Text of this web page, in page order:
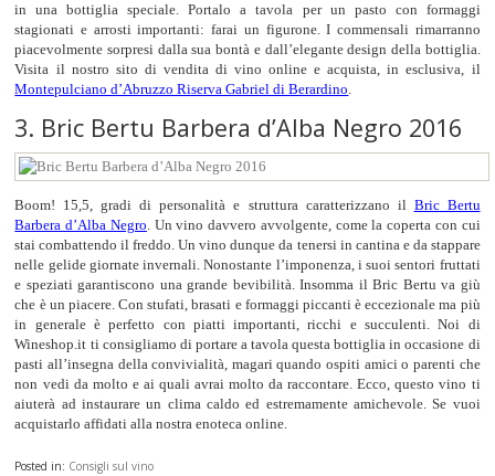
in una bottiglia speciale. Portalo a tavola per un pasto con formaggi
stagionati e arrosti importanti: farai un figurone. I commensali rimarranno
piacevolmente sorpresi dalla sua bontà e dall’elegante design della bottiglia.
Visita il nostro sito di vendita di vino online e acquista, in esclusiva, il
Montepulciano d’Abruzzo Riserva Gabriel di Berardino.
3. Bric Bertu Barbera d’Alba Negro 2016
Boom! 15,5, gradi di personalità e struttura caratterizzano il Bric Bertu
Barbera d’Alba Negro. Un vino davvero avvolgente, come la coperta con cui
stai combattendo il freddo. Un vino dunque da tenersi in cantina e da stappare
nelle gelide giornate invernali. Nonostante l’imponenza, i suoi sentori fruttati
e speziati garantiscono una grande bevibilità. Insomma il Bric Bertu va giù
che è un piacere. Con stufati, brasati e formaggi piccanti è eccezionale ma più
in generale è perfetto con piatti importanti, ricchi e succulenti. Noi di
Wineshop.it ti consigliamo di portare a tavola questa bottiglia in occasione di
pasti all’insegna della convivialità, magari quando ospiti amici o parenti che
non vedi da molto e ai quali avrai molto da raccontare. Ecco, questo vino ti
aiuterà ad instaurare un clima caldo ed estremamente amichevole. Se vuoi
acquistarlo affidati alla nostra enoteca online.
Posted in: Consigli sul vino